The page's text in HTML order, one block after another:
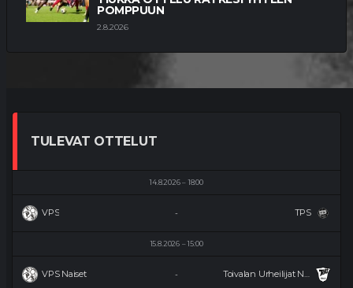
POMPPUUN
2.8.2026
TULEVAT OTTELUT
14.8.2026 18:00
VPS TPS
-
15.8.2026 15:00
VPS Naiset Toivalan Urheilijat Naiset
-